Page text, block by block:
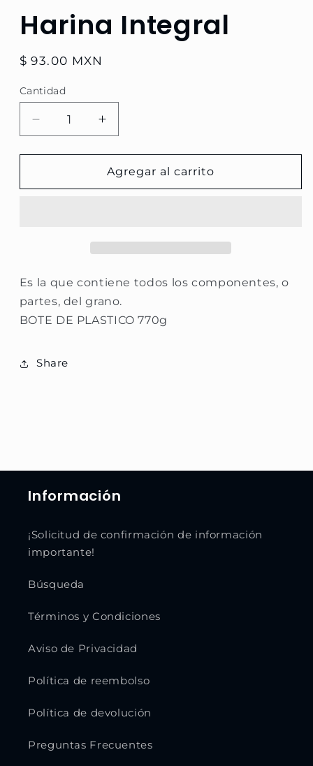
ventana
modal
Harina Integral
Precio
$ 93.00 MXN
Cantidad
Reducir
cantidad
para
Integral
Aumentar
cantidad
para
Harina
Integral
Agregar al carrito
Es la que contiene todos los componentes, o
partes, del grano.
BOTE DE PLASTICO 770g
Share
Información
¡Solicitud de confirmación de información
importante!
Búsqueda
Términos y Condiciones
Aviso de Privacidad
Política de reembolso
Política de devolución
Preguntas Frecuentes